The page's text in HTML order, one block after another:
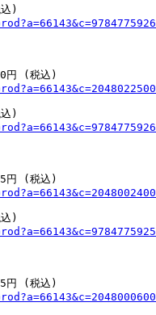
)
円 (税込)
)
円 (税込)
)
円 (税込)